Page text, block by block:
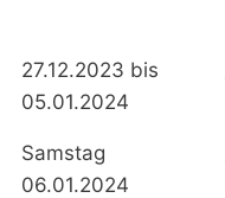
27.12.2023 bis
05.01.2024
Samstag
06.01.2024